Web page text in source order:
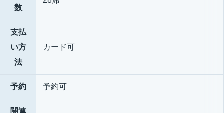
数
支払
い方
法
カード可
予約 予約可
関連